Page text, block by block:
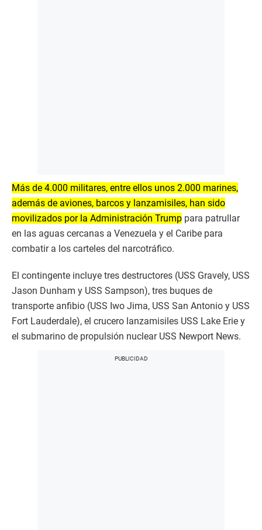
Más de 4.000 militares, entre ellos unos 2.000 marines,
además de aviones, barcos y lanzamisiles, han sido
movilizados por la Administración Trump para patrullar
en las aguas cercanas a Venezuela y el Caribe para
combatir a los carteles del narcotráfico.
El contingente incluye tres destructores (USS Gravely, USS
Jason Dunham y USS Sampson), tres buques de
transporte anfibio (USS Iwo Jima, USS San Antonio y USS
Fort Lauderdale), el crucero lanzamisiles USS Lake Erie y
el submarino de propulsión nuclear USS Newport News.